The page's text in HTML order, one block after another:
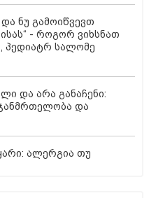
ნუ გამოიწვევთ
- როგორ ვიხსნათ
პედიატრ სალომე
და არა განაჩენი:
და
ალერგია თუ